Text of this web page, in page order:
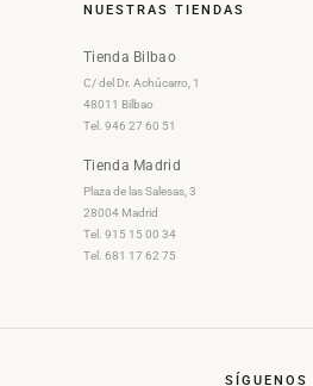
NUESTRAS TIENDAS
Tienda Bilbao
C/ del Dr. Achúcarro, 1
48011 Bilbao
Tel. 946 27 60 51
Tienda Madrid
Plaza de las Salesas, 3
28004 Madrid
Tel. 915 15 00 34
Tel. 681 17 62 75
SÍGUENOS